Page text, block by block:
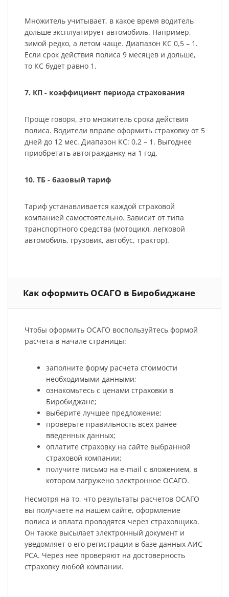
Множитель учитывает, в какое время водитель
дольше эксплуатирует автомобиль. Например,
зимой редко, а летом чаще. Диапазон КС 0,5 – 1.
Если срок действия полиса 9 месяцев и дольше,
то КС будет равно 1.
7. КП - коэффициент периода страхования
Проще говоря, это множитель срока действия
полиса. Водители вправе оформить страховку от 5
дней до 12 мес. Диапазон КС: 0,2 – 1. Выгоднее
приобретать автогражданку на 1 год.
10. ТБ - базовый тариф
Тариф устанавливается каждой страховой
компанией самостоятельно. Зависит от типа
транспортного средства (мотоцикл, легковой
автомобиль, грузовик, автобус, трактор).
Как оформить ОСАГО в Биробиджане
Чтобы оформить ОСАГО воспользуйтесь формой
расчета в начале страницы:
заполните форму расчета стоимости
необходимыми данными;
ознакомьтесь с ценами страховки в
Биробиджане;
выберите лучшее предложение;
проверьте правильность всех ранее
введенных данных;
оплатите страховку на сайте выбранной
страховой компании;
получите письмо на e-mail с вложением, в
котором загружено электронное ОСАГО.
Несмотря на то, что результаты расчетов ОСАГО
вы получаете на нашем сайте, оформление
полиса и оплата проводятся через страховщика.
Он также высылает электронный документ и
уведомляет о его регистрации в базе данных АИС
РСА. Через нее проверяют на достоверность
страховку любой компании.